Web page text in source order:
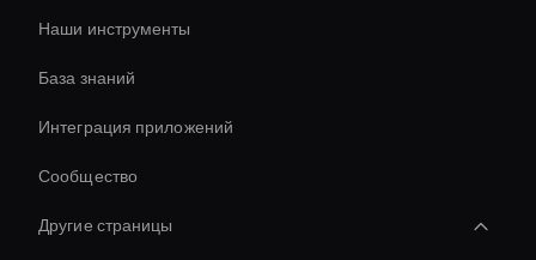
Наши инструменты
База знаний
Интеграция приложений
Сообщество
Другие страницы